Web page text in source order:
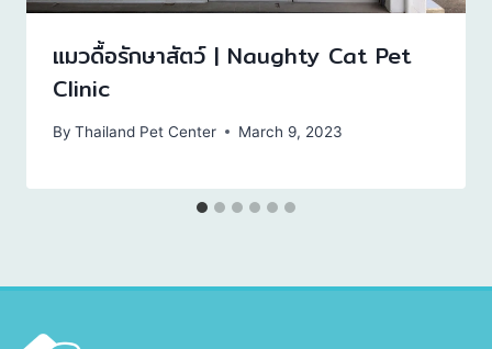
แมวดื้อรักษาสัตว์ | Naughty Cat Pet
Clinic
By Thailand Pet Center March 9, 2023